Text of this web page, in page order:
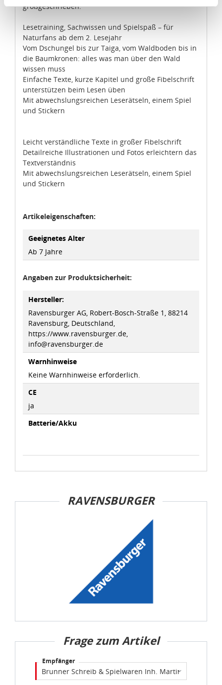
Schutzniveau für personenbezogene Daten bietet. Durch
die Verwendung von Standarddatenschutzklauseln in
Verbindung mit zusätzlichen Maßnahmen zur Sicherung
eines angemessenen Schutzniveaus, garantieren wir,
dass die Datenschutzvorgaben der EU auch bei der
Verarbeitung von Daten in den USA eingehalten werden.
Sie können die Cookie-Einwilligung jederzeit links unten
idee+spiel Betriebs-GmbH
Datenschutzbestimmungenund Impressum
großgeschrieben.
Lesetraining, Sachwissen und Spielspaß – für
Naturfans ab dem 2. Lesejahr
Vom Dschungel bis zur Taiga, vom Waldboden bis in
die Baumkronen: alles was man über den Wald
wissen muss
Einfache Texte, kurze Kapitel und große Fibelschrift
unterstützen beim Lesen üben
Mit abwechslungsreichen Leserätseln, einem Spiel
und Stickern
Leicht verständliche Texte in großer Fibelschrift
Detailreiche Illustrationen und Fotos erleichtern das
Textverständnis
Mit abwechslungsreichen Leserätseln, einem Spiel
und Stickern
Artikeleigenschaften:
Geeignetes Alter
Ab 7 Jahre
Angaben zur Produktsicherheit:
Hersteller:
Ravensburger AG, Robert-Bosch-Straße 1, 88214
Ravensburg, Deutschland,
https://www.ravensburger.de,
info@ravensburger.de
Warnhinweise
Keine Warnhinweise erforderlich.
CE
ja
Batterie/Akku
RAVENSBURGER
Frage zum Artikel
Empfänger